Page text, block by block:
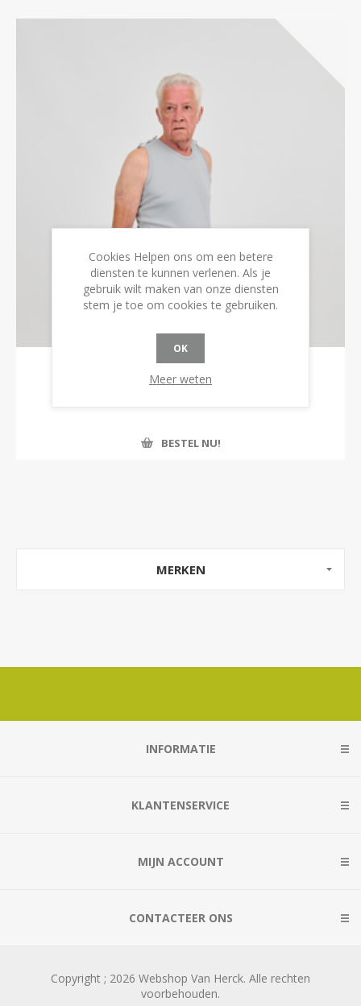
F2381 | Revalidatie broek
BESTEL NU!
MERKEN
INFORMATIE
KLANTENSERVICE
MIJN ACCOUNT
CONTACTEER ONS
Copyright ; 2026 Webshop Van Herck. Alle rechten
voorbehouden.
Cookies Helpen ons om een betere
diensten te kunnen verlenen. Als je
gebruik wilt maken van onze diensten
stem je toe om cookies te gebruiken.
OK
Meer weten